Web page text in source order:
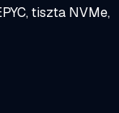
tiszta NVMe,